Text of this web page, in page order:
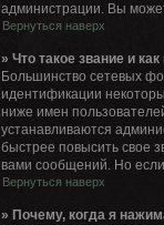
администрации. Вы
Вернуться наверх
» Что такое звание и
Большинство сетевых
идентификации
ниже имен
устанавливаются
быстрее повысить свое
вами сообщений. Но
Вернуться наверх
» Почему, когда я